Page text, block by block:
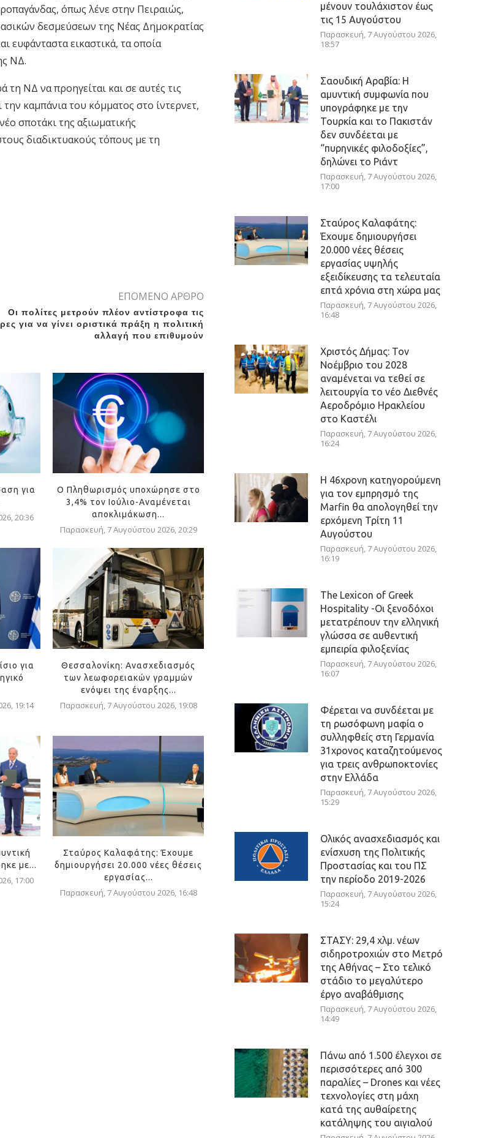
όπως λένε στην Πειραιώς,
δεσμεύσεων της Νέας Δημοκρατίας
ευφάνταστα εικαστικά, τα οποία
ΝΔ.
ΝΔ να προηγείται και σε αυτές τις
καμπάνια του κόμματος στο ίντερνετ,
σποτάκι της αξιωματικής
διαδικτυακούς τόπους με τη
ΕΠΟΜΕΝΟ ΑΡΘΡΟ
Oι πολίτες μετρούν πλέον αντίστροφα τις
για να γίνει οριστικά πράξη η πολιτική
αλλαγή που επιθυμούν
για
20:36
Ο Πληθωρισμός υποχώρησε στο
3,4% τον Ιούλιο-Αναμένεται
αποκλιμάκωση...
Παρασκευή, 7 Αυγούστου 2026, 20:29
για
19:14
Θεσσαλονίκη: Ανασχεδιασμός
των λεωφορειακών γραμμών
ενόψει της έναρξης...
Παρασκευή, 7 Αυγούστου 2026, 19:08
με...
17:00
Σταύρος Καλαφάτης: Έχουμε
δημιουργήσει 20.000 νέες θέσεις
εργασίας...
Παρασκευή, 7 Αυγούστου 2026, 16:48
μένουν τουλάχιστον έως
τις 15 Αυγούστου
Παρασκευή, 7 Αυγούστου 2026,
18:57
Σαουδική Αραβία: Η
αμυντική συμφωνία που
υπογράφηκε με την
Τουρκία και το Πακιστάν
δεν συνδέεται με
“πυρηνικές φιλοδοξίες”,
δηλώνει το Ριάντ
Παρασκευή, 7 Αυγούστου 2026,
17:00
Σταύρος Καλαφάτης:
Έχουμε δημιουργήσει
20.000 νέες θέσεις
εργασίας υψηλής
εξειδίκευσης τα τελευταία
επτά χρόνια στη χώρα μας
Παρασκευή, 7 Αυγούστου 2026,
16:48
Χριστός Δήμας: Τον
Νοέμβριο του 2028
αναμένεται να τεθεί σε
λειτουργία το νέο Διεθνές
Αεροδρόμιο Ηρακλείου
στο Καστέλι
Παρασκευή, 7 Αυγούστου 2026,
16:24
Η 46χρονη κατηγορούμενη
για τον εμπρησμό της
Marfin θα απολογηθεί την
ερχόμενη Τρίτη 11
Αυγούστου
Παρασκευή, 7 Αυγούστου 2026,
16:19
The Lexicon of Greek
Hospitality -Οι ξενοδόχοι
μετατρέπουν την ελληνική
γλώσσα σε αυθεντική
εμπειρία φιλοξενίας
Παρασκευή, 7 Αυγούστου 2026,
16:07
Φέρεται να συνδέεται με
τη ρωσόφωνη μαφία ο
συλληφθείς στη Γερμανία
31χρονος καταζητούμενος
για τρεις ανθρωποκτονίες
στην Ελλάδα
Παρασκευή, 7 Αυγούστου 2026,
15:29
Ολικός ανασχεδιασμός και
ενίσχυση της Πολιτικής
Προστασίας και του ΠΣ
την περίοδο 2019-2026
Παρασκευή, 7 Αυγούστου 2026,
15:24
ΣΤΑΣΥ: 29,4 χλμ. νέων
σιδηροτροχιών στο Μετρό
της Αθήνας – Στο τελικό
στάδιο το μεγαλύτερο
έργο αναβάθμισης
Παρασκευή, 7 Αυγούστου 2026,
14:49
Πάνω από 1.500 έλεγχοι σε
περισσότερες από 300
παραλίες – Drones και νέες
τεχνολογίες στη μάχη
κατά της αυθαίρετης
κατάληψης του αιγιαλού